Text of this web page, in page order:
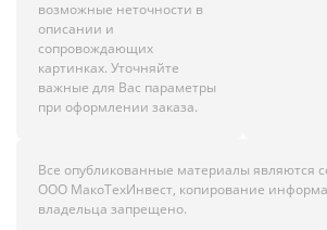
возможные неточности в
описании и
сопровождающих
картинках. Уточняйте
важные для Вас параметры
при оформлении заказа.
Все опубликованные материалы являются
ООО МакоТехИнвест, копирование
владельца запрещено.